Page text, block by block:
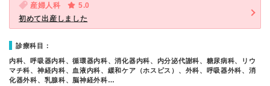
産婦人科
5.0
初めて出産しました
診療科目：
内科、呼吸器内科、循環器内科、消化器内科、内分泌代謝科、糖尿病科、リウ
マチ科、神経内科、血液内科、緩和ケア（ホスピス）、外科、呼吸器外科、消
化器外科、乳腺科、脳神経外科…